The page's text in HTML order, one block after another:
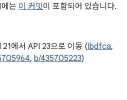
는 이 커밋이 포함되어 있습니다.
21에서 API 23으로 이동 (Ibdfca,
, b/435705223)